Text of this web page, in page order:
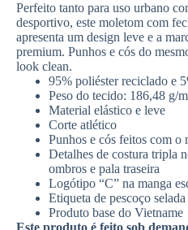
Perfeito tanto para uso urbano
desportivo, este moletom com
apresenta um design leve e a
premium. Punhos e cós do
look clean.
95% poliéster reciclado e
Peso do tecido: 186,48 g/
Material elástico e leve
Corte atlético
Punhos e cós feitos com o
Detalhes de costura tripla
ombros e pala traseira
Logótipo “C” na manga
Etiqueta de pescoço
Produto base do Vietname